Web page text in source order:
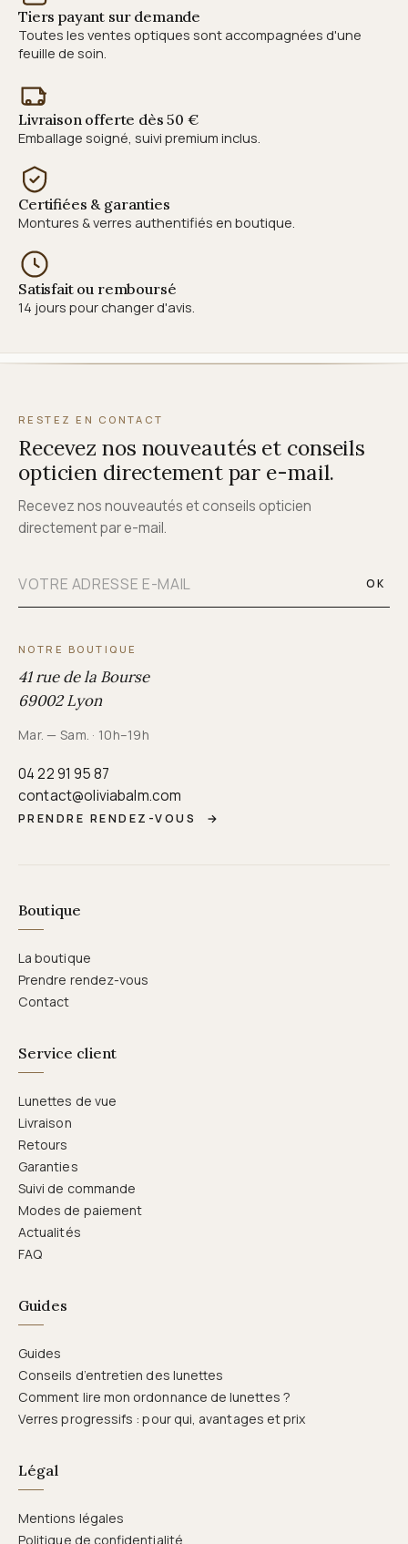
Tiers payant sur demande
Toutes les ventes optiques sont accompagnées d'une
feuille de soin.
Livraison offerte dès 50 €
Emballage soigné, suivi premium inclus.
Certifiées & garanties
Montures & verres authentifiés en boutique.
Satisfait ou remboursé
14 jours pour changer d'avis.
RESTEZ EN CONTACT
Recevez nos nouveautés et conseils
opticien directement par e-mail.
Recevez nos nouveautés et conseils opticien
directement par e-mail.
OK
NOTRE BOUTIQUE
41 rue de la Bourse
69002 Lyon
Mar. — Sam. · 10h–19h
04 22 91 95 87
contact@oliviabalm.com
PRENDRE RENDEZ-VOUS →
Boutique
La boutique
Prendre rendez-vous
Contact
Service client
Lunettes de vue
Livraison
Retours
Garanties
Suivi de commande
Modes de paiement
Actualités
FAQ
Guides
Guides
Conseils d’entretien des lunettes
Comment lire mon ordonnance de lunettes ?
Verres progressifs : pour qui, avantages et prix
Légal
Mentions légales
Politique de confidentialité